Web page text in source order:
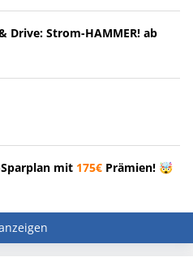
Drive: Strom-HAMMER! ab
mit 175€ Prämien! 🤯